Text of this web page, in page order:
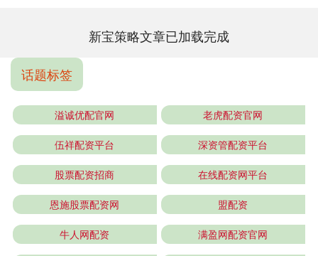
新宝策略文章已加载完成
话题标签
溢诚优配官网 老虎配资官网
伍祥配资平台 深资管配资平台
股票配资招商 在线配资网平台
恩施股票配资网 盟配资
牛人网配资 满盈网配资官网